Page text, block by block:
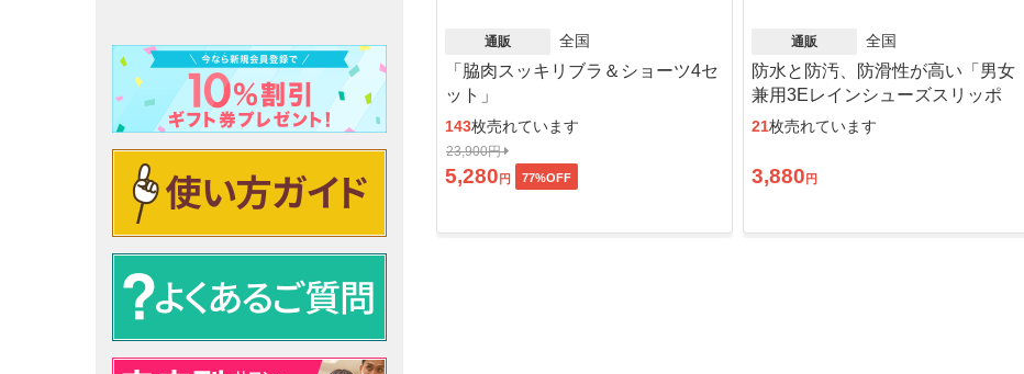
通販 全国
「脇肉スッキリブラ＆ショーツ4セ
ット」
143枚売れています
23,900円
5,280 円 77%OFF
通販 全国
防水と防汚、防滑性が高い「男女
兼用3Eレインシューズスリッポ
ン」
21枚売れています
3,880 円